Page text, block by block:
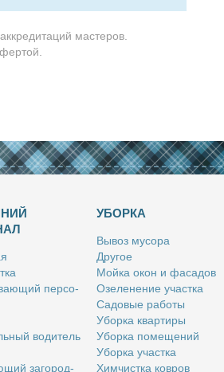
мастеров.
пер­со­
во­ди­тель
за­го­род­
УБОРКА
Вы­воз му­со­ра
Дру­гое
Мой­ка окон и фа­са­дов
Озе­ле­не­ние участ­ка
Са­до­вые ра­бо­ты
Убор­ка квар­ти­ры
Убор­ка по­ме­ще­ний
Убор­ка участ­ка
Хим­чист­ка ков­ров